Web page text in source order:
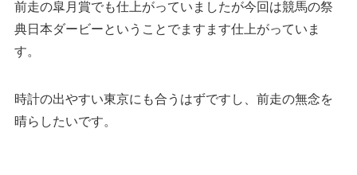
前走の皐月賞でも仕上がっていましたが今回は競馬の祭
典日本ダービーということでますます仕上がっていま
す。
時計の出やすい東京にも合うはずですし、前走の無念を
晴らしたいです。